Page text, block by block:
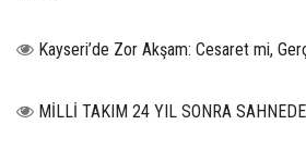
Kayseri’de Zor Akşam: Cesaret mi,
MİLLİ TAKIM 24 YIL SONRA